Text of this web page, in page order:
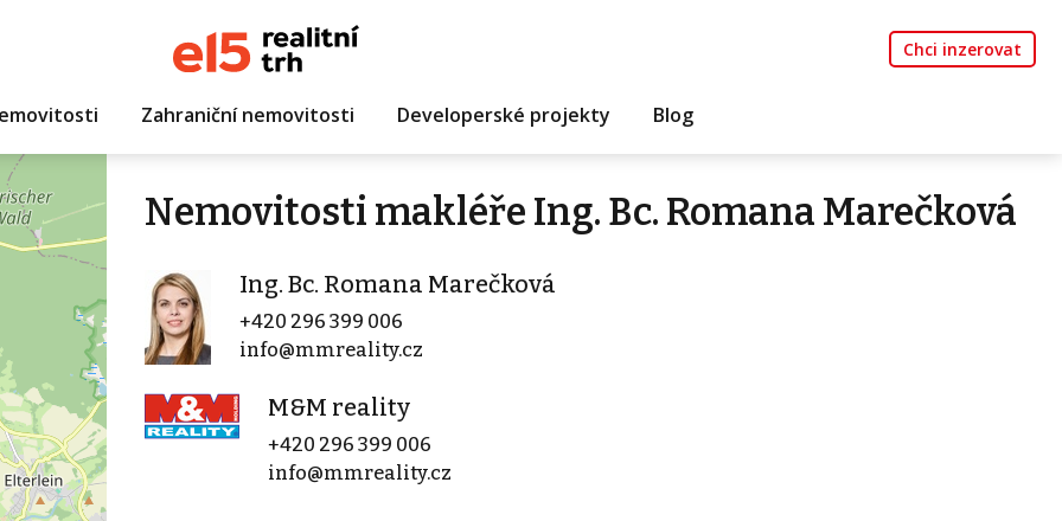
Chci inzerovat
Zahraniční nemovitosti Developerské projekty Blog
Nemovitosti makléře Ing. Bc. Romana Marečková
Ing. Bc. Romana Marečková
+420 296 399 006
info@mmreality.cz
M&M reality
+420 296 399 006
info@mmreality.cz